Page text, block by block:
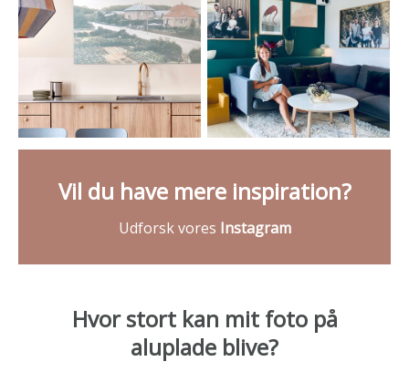
Hvor stort kan mit foto på
aluplade blive?
Vil du have mere inspiration?
Udforsk vores Instagram